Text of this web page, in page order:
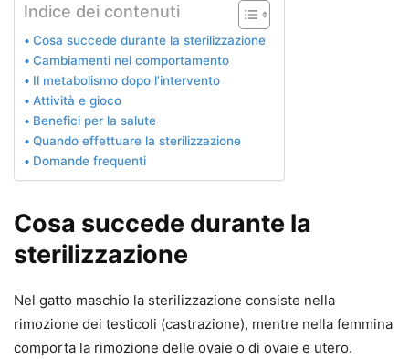
Indice dei contenuti
Cosa succede durante la sterilizzazione
Cambiamenti nel comportamento
Il metabolismo dopo l’intervento
Attività e gioco
Benefici per la salute
Quando effettuare la sterilizzazione
Domande frequenti
Cosa succede durante la
sterilizzazione
Nel gatto maschio la sterilizzazione consiste nella
rimozione dei testicoli (castrazione), mentre nella femmina
comporta la rimozione delle ovaie o di ovaie e utero.